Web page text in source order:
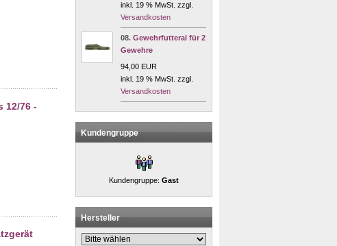
12/76 -
inkl. 19 % MwSt. zzgl.
Versandkosten
08. Gewehrfutteral für 2
Gewehre
94,00 EUR
inkl. 19 % MwSt. zzgl.
Versandkosten
Kundengruppe
Kundengruppe: Gast
Hersteller